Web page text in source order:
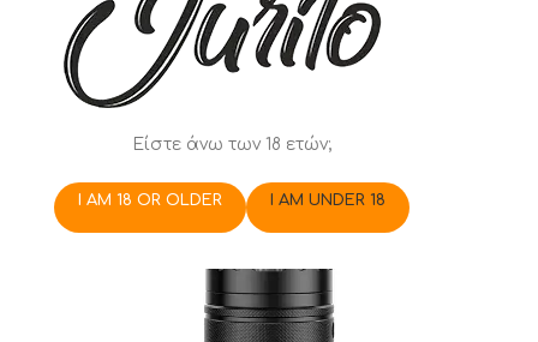
Είστε άνω των 18 ετών;
I AM 18 OR OLDER I AM UNDER 18